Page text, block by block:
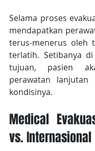
Selama proses
mendapatkan
terus-menerus oleh
terlatih. Setibanya
tujuan, pasien
perawatan lanjutan
kondisinya.
Medical
vs. Internasional